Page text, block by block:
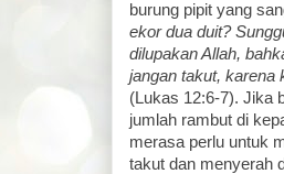
burung pipit yang
ekor dua duit?
dilupakan Allah,
jangan takut, karena
(Lukas 12:6-7). Jika
jumlah rambut di
merasa perlu untuk
takut dan menyerah